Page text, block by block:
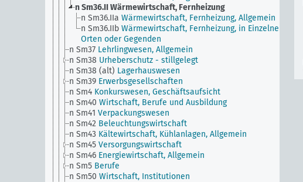
n Sm36.IIWärmewirtschaft, Fernheizung
n Sm36.IIa Wärmewirtschaft, Fernheizung, Allgemein
n Sm36.IIb Wärmewirtschaft, Fernheizung, in Einzelne
Orten oder Gegenden
n Sm37 Lehrlingwesen, Allgemein
n Sm38 Urheberschutz - stillgelegt
n Sm38 (alt) Lagerhauswesen
n Sm39 Erwerbsgesellschaften
n Sm4 Konkurswesen, Geschäftsaufsicht
n Sm40 Wirtschaft, Berufe und Ausbildung
n Sm41 Verpackungswesen
n Sm42 Beleuchtungswirtschaft
n Sm43 Kältewirtschaft, Kühlanlagen, Allgemein
n Sm45 Versorgungswirtschaft
n Sm46 Energiewirtschaft, Allgemein
n Sm5 Berufe
n Sm50 Wirtschaft, Institutionen